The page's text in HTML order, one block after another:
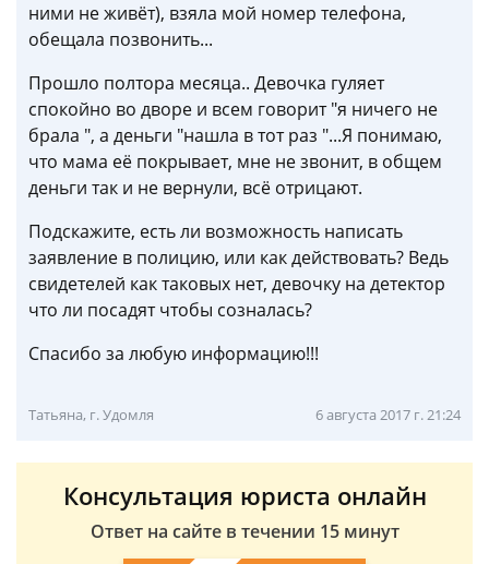
ними не живёт), взяла мой номер телефона,
обещала позвонить...
Прошло полтора месяца.. Девочка гуляет
спокойно во дворе и всем говорит "я ничего не
брала ", а деньги "нашла в тот раз "...Я понимаю,
что мама её покрывает, мне не звонит, в общем
деньги так и не вернули, всё отрицают.
Подскажите, есть ли возможность написать
заявление в полицию, или как действовать? Ведь
свидетелей как таковых нет, девочку на детектор
что ли посадят чтобы созналась?
Спасибо за любую информацию!!!
Татьяна, г. Удомля 6 августа 2017 г. 21:24
Консультация юриста онлайн
Ответ на сайте в течении 15 минут